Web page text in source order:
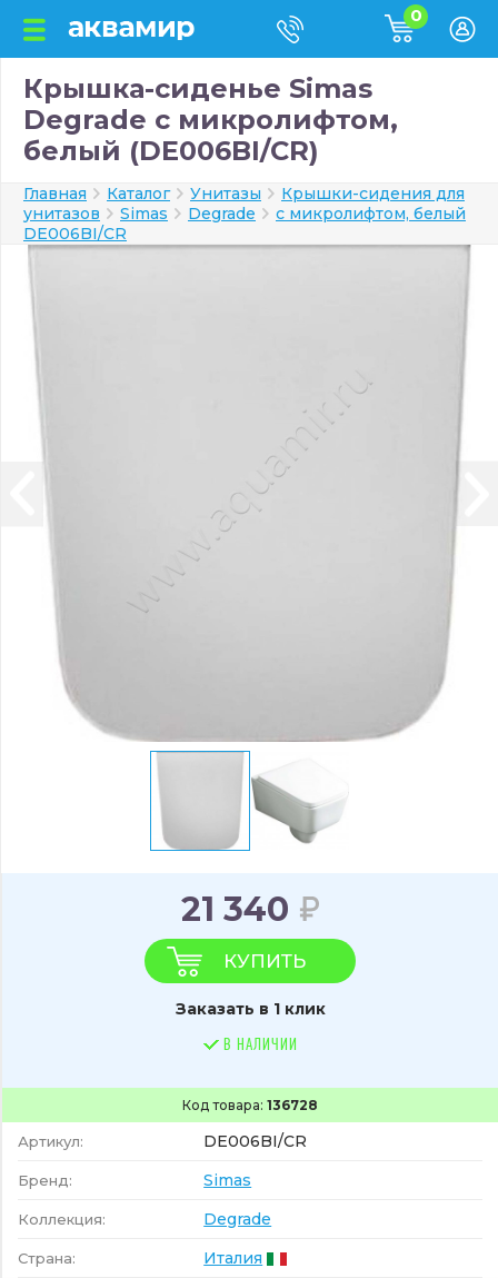
0
Крышка-сиденье Simas
Degrade с микролифтом,
белый (DE006BI/CR)
Главная Каталог Унитазы
Крышки-сидения для
унитазов
Simas Degrade
с микролифтом, белый
DE006BI/CR
Код товара: 136728
Артикул: DE006BI/CR
Бренд: Simas
Коллекция: Degrade
Страна: Италия
21 340
КУПИТЬ
Заказать в 1 клик
В НАЛИЧИИ